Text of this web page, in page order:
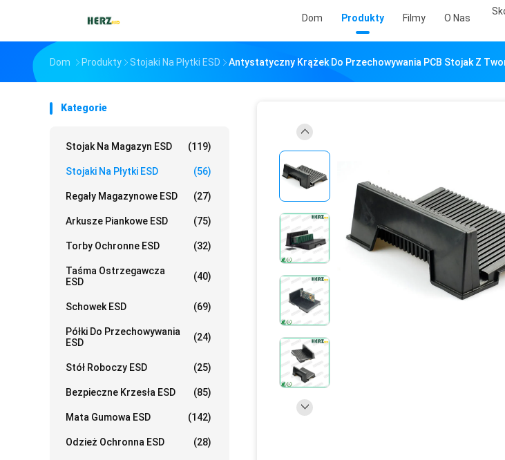
Dom Produkty Filmy O Nas
Dom Produkty Stojaki Na Płytki ESD Antystatyczny Krążek Do Przechowywania PCB Stojak Z
Kategorie
Stojak Na Magazyn ESD (119)
Stojaki Na Płytki ESD (56)
Regały Magazynowe ESD (27)
Arkusze Piankowe ESD (75)
Torby Ochronne ESD (32)
Taśma Ostrzegawcza
ESD
(40)
Schowek ESD (69)
Półki Do Przechowywania
ESD
(24)
Stół Roboczy ESD (25)
Bezpieczne Krzesła ESD (85)
Mata Gumowa ESD (142)
Odzież Ochronna ESD (28)